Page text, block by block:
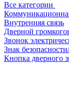
Все категории
Внутренняя связь
Дверной
Звонок
Знак
Кнопка дверного